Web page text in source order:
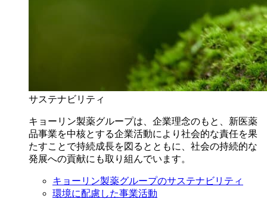
サステナビリティ
キョーリン製薬グループは、企業理念のもと、新医薬
品事業を中核とする企業活動により社会的な責任を果
たすことで持続成長を図るとともに、社会の持続的な
発展への貢献にも取り組んでいます。
キョーリン製薬グループのサステナビリティ
環境に配慮した事業活動